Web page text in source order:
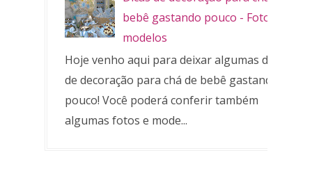
bebê gastando pouco - Fotos e
modelos
Hoje venho aqui para deixar algumas dicas
de decoração para chá de bebê gastando
pouco! Você poderá conferir também
algumas fotos e mode...